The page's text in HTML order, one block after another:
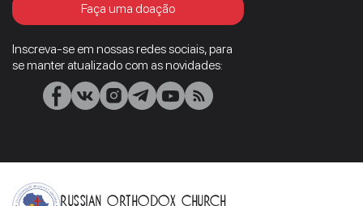
Faça uma doação
Inscreva-se em nossas redes sociais, para
se manter atualizado com as novidades:
Russian Orthodox Church